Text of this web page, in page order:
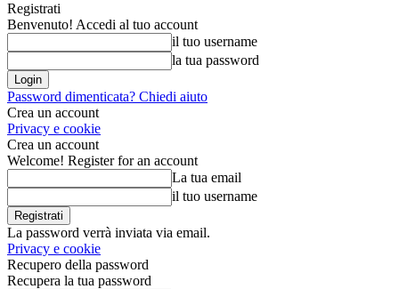
Registrati
Benvenuto! Accedi al tuo account
il tuo username
la tua password
Password dimenticata? Chiedi aiuto
Crea un account
Privacy e cookie
Crea un account
Welcome! Register for an account
La tua email
il tuo username
La password verrà inviata via email.
Privacy e cookie
Recupero della password
Recupera la tua password